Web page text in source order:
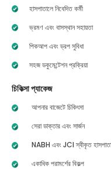
হাসপাতালে নিবেদিত কর্মী
ভ্রমণ এবং বাসস্থান সহায়তা
পিকআপ এবং ড্রপ সুবিধা
সহজ ডকুমেন্টেশন প্রক্রিয়া
চিকিত্সা প্যাকেজ
আপনার বাজেটে চিকিৎসা
সেরা ডাক্তার এবং সার্জন
NABH এবং JCI স্বীকৃত
একাধিক পরামর্শের বিকল্প